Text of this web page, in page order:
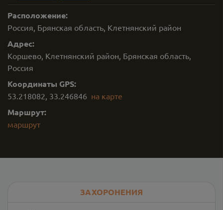
Расположение:
Россия, Брянская область, Клетнянский район
Адрес:
Коршево, Клетнянский район, Брянская область,
Россия
Координаты GPS:
53.218082, 33.246846 на карте
Маршрут:
маршрут
ЗАХОРОНЕНИЯ